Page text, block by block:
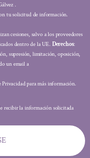
.
tu solicitud de información.
cesiones, salvo a los proveedores
dentro de la UE. Derechos:
supresión, limitación, oposición,
un email a
para más información.
recibir la información solicitada